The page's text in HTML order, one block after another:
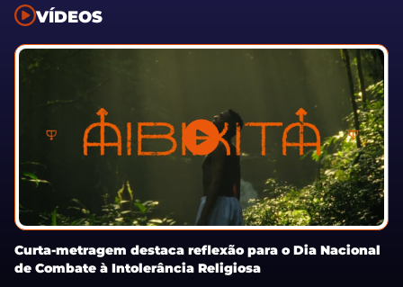
VÍDEOS
Curta-metragem destaca reflexão para o Dia Nacional
de Combate à Intolerância Religiosa